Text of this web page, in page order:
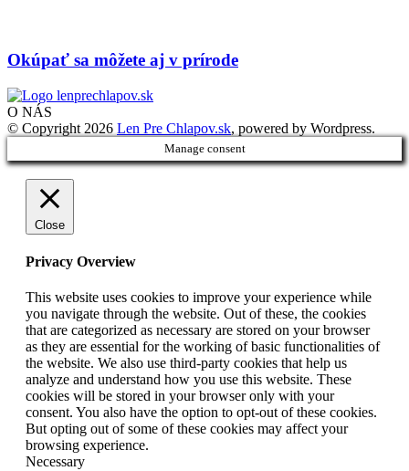
Okúpať sa môžete aj v prírode
O NÁS
© Copyright 2026 Len Pre Chlapov.sk, powered by Wordpress.
Manage consent
Close
Privacy Overview
This website uses cookies to improve your experience while
you navigate through the website. Out of these, the cookies
that are categorized as necessary are stored on your browser
as they are essential for the working of basic functionalities of
the website. We also use third-party cookies that help us
analyze and understand how you use this website. These
cookies will be stored in your browser only with your
consent. You also have the option to opt-out of these cookies.
But opting out of some of these cookies may affect your
browsing experience.
Necessary